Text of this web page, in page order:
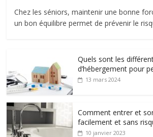
Chez les séniors, maintenir une bonne
un bon équilibre permet de prévenir le
Quels sont les
d’hébergement pour
13 mars 2024
Comment entrer et
facilement et sans
10 janvier 2023